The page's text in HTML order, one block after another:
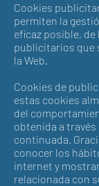
Cookies
permiten la
eficaz posible,
publicitarios que
la Web.
Cookies de
estas cookies
del
obtenida a
continuada.
conocer los
internet y
relacionada con